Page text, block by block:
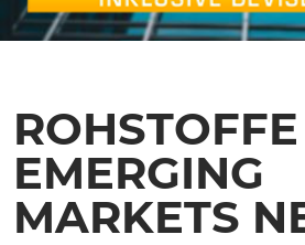
EMERGING
MARKETS